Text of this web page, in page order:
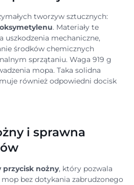
tworzyw sztucznych:
. Materiały te
uszkodzenia mechaniczne,
środków chemicznych
sprzątaniu. Waga 919 g
mopa. Taka solidna
również odpowiedni docisk
i sprawna
przycisk nożny, który pozwala
bez dotykania zabrudzonego